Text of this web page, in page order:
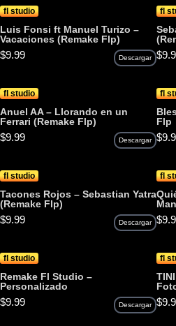
fl studio
Luis Fonsi ft Manuel Turizo –
Vacaciones (Remake Flp)
$9.99 Descargar
fl
$
fl studio
Anuel AA – Llorando en un
Ferrari (Remake Flp)
$9.99 Descargar
fl
Flp
$
fl studio
Tacones Rojos – Sebastian Yatra
(Remake Flp)
$9.99 Descargar
fl
$
fl studio
Remake Fl Studio –
Personalizado
$9.99 Descargar
fl
$